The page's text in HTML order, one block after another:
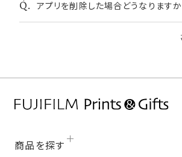
スマートフォンの機種変更をした場合
スマートフォン操作を含めた以下手
アルバム、フォトムービーなどのデー
「データの引継ぎ」を選択。
のデータをバックアップ。
アプリをインストールし起動。
④「My page」画面の「データの引き継
アプリを削除した場合どうなりますか
アプリの削除とともに、ご注文済みの
商品を探す